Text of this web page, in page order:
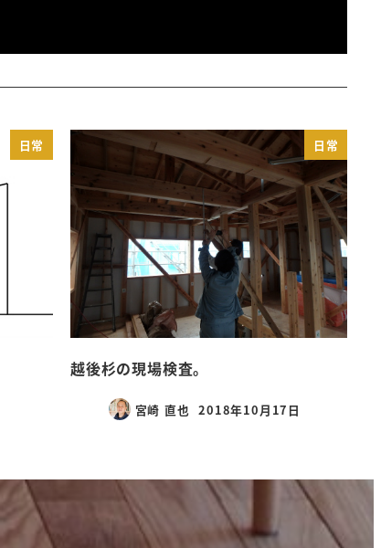
日常 日常
越後杉の現場検査。
宮崎 直也
投稿日
2018年10月17日